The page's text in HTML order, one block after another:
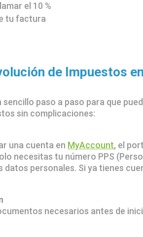
el 10 %
tu factura
de Impuestos en
paso a paso para que
sin complicaciones:
una cuenta en MyAccount, el
necesitas tu número PPS
datos personales. Si ya tienes
necesarios antes de